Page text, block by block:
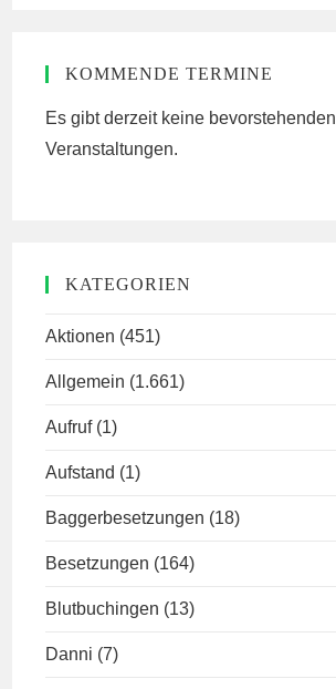
KOMMENDE TERMINE
Es gibt derzeit keine bevorstehenden
Veranstaltungen.
KATEGORIEN
Aktionen (451)
Allgemein (1.661)
Aufruf (1)
Aufstand (1)
Baggerbesetzungen (18)
Besetzungen (164)
Blutbuchingen (13)
Danni (7)